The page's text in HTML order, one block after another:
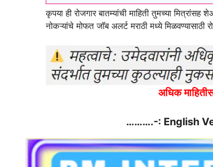
कृपया ही रोजगार बातम्यांची माहिती तुमच्या
नोकऱ्यांचे मोफत जॉब अलर्ट मराठी मध्ये मिळवण्यासाठी
अधिक
……….-: English